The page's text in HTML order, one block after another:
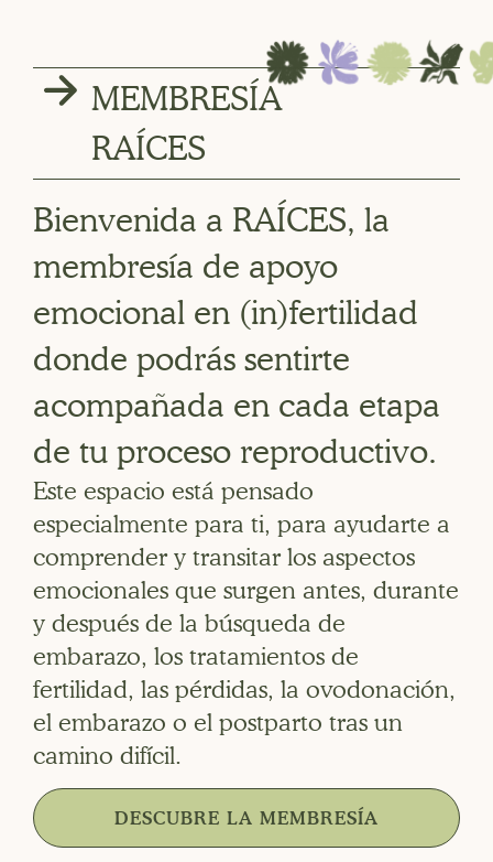
MEMBRESÍA
RAÍCES
Bienvenida a RAÍCES, la
membresía de apoyo
emocional en (in)fertilidad
donde podrás sentirte
acompañada en cada etapa
de tu proceso reproductivo.
Este espacio está pensado
especialmente para ti, para ayudarte a
comprender y transitar los aspectos
emocionales que surgen antes, durante
y después de la búsqueda de
embarazo, los tratamientos de
fertilidad, las pérdidas, la ovodonación,
el embarazo o el postparto tras un
camino difícil.
DESCUBRE LA MEMBRESÍA